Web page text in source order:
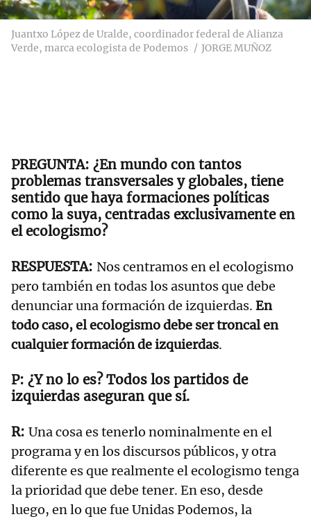
Juantxo López de Uralde, coordinador federal de Alianza
Verde, marca ecologista de Podemos
JORGE MUÑOZ
¿En mundo con tantos
problemas transversales y globales, tiene
sentido que haya formaciones políticas
como la suya, centradas exclusivamente en
el ecologismo?
Nos centramos en el ecologismo
pero también en todas los asuntos que debe
denunciar una formación de izquierdas. En
todo caso, el ecologismo debe ser troncal en
cualquier formación de izquierdas.
¿Y no lo es? Todos los partidos de
izquierdas aseguran que sí.
Una cosa es tenerlo nominalmente en el
programa y en los discursos públicos, y otra
diferente es que realmente el ecologismo tenga
la prioridad que debe tener. En eso, desde
luego, en lo que fue Unidas Podemos, la